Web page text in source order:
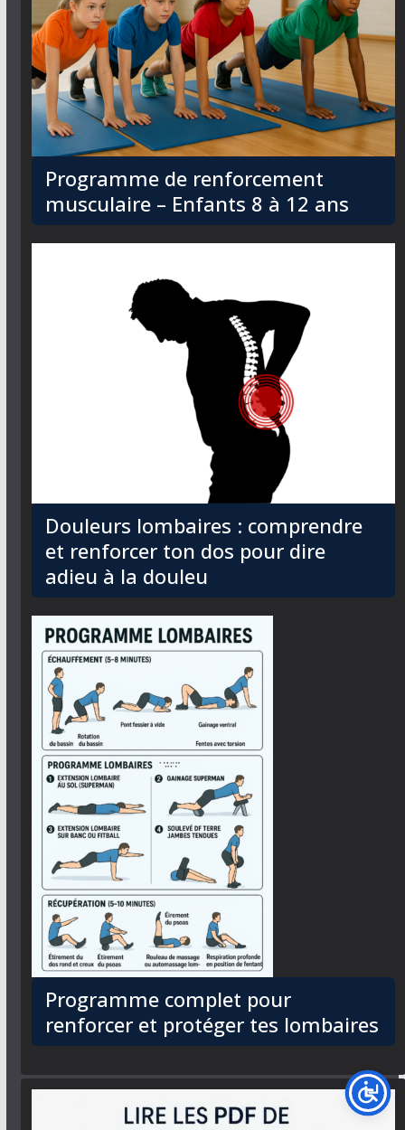
Programme de renforcement
musculaire – Enfants 8 à 12 ans
Douleurs lombaires : comprendre
et renforcer ton dos pour dire
adieu à la douleu
Programme complet pour
renforcer et protéger tes lombaires